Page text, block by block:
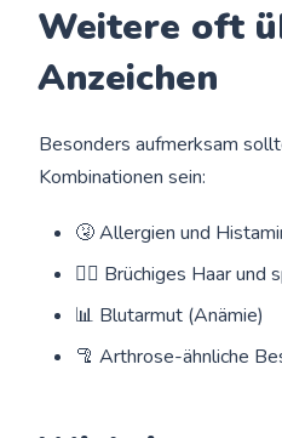
Weitere oft
Anzeichen
Besonders aufmerksam
Kombinationen sein:
🤧 Allergien und
💇‍♀️ Brüchiges Haar und
📊 Blutarmut (Anämie)
🦿 Arthrose-ähnliche